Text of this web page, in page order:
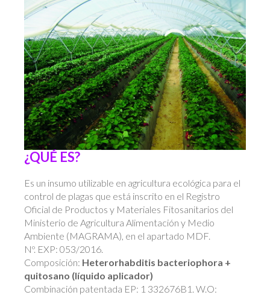
¿QUÉ ES?
Es un insumo utilizable en agricultura ecológica para el
control de plagas que está inscrito en el Registro
Oficial de Productos y Materiales Fitosanitarios del
Ministerio de Agricultura Alimentación y Medio
Ambiente (MAGRAMA), en el apartado MDF.
Nº. EXP: 053/2016.
Composición: Heterorhabditis bacteriophora +
quitosano (líquido aplicador)
Combinación patentada EP: 1 332676B1. W.O: